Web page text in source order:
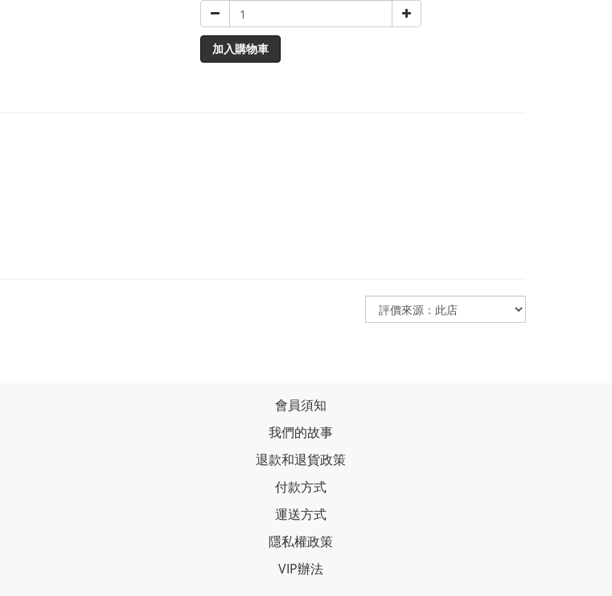
加入購物車
會員須知
我們的故事
退款和退貨政策
付款方式
運送方式
隱私權政策
VIP辦法